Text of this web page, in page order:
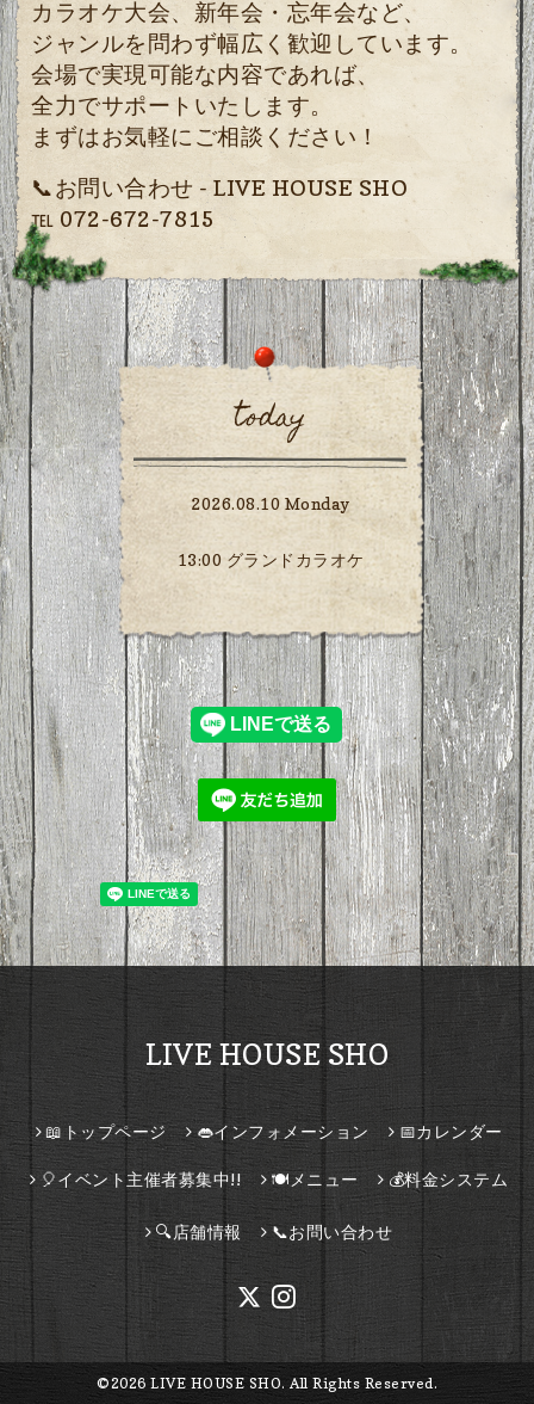
カラオケ大会、新年会・忘年会など、
ジャンルを問わず幅広く歓迎しています。
会場で実現可能な内容であれば、
全力でサポートいたします。
まずはお気軽にご相談ください！
📞お問い合わせ - LIVE HOUSE SHO
℡ 072-672-7815
today
2026.08.10 Monday
13:00 グランドカラオケ
LIVE HOUSE SHO
📖トップページ 👄インフォメーション 📅カレンダー
🎈イベント主催者募集中!! 🍽️メニュー 💰料金システム
🔍店舗情報 📞お問い合わせ
©2026 LIVE HOUSE SHO. All Rights Reserved.